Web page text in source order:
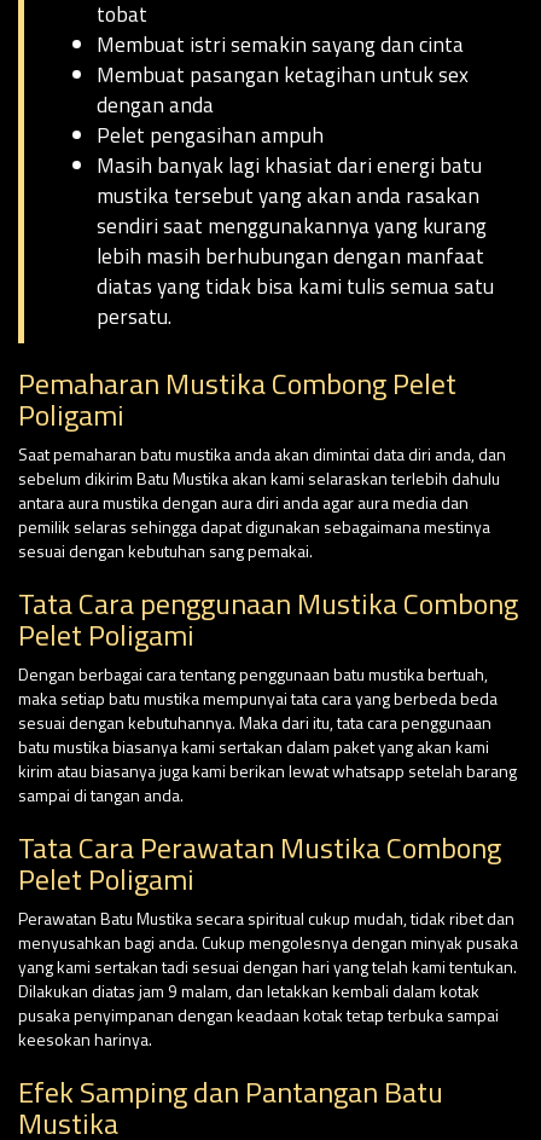
tobat
Membuat istri semakin sayang dan cinta
Membuat pasangan ketagihan untuk sex
dengan anda
Pelet pengasihan ampuh
Masih banyak lagi khasiat dari energi batu
mustika tersebut yang akan anda rasakan
sendiri saat menggunakannya yang kurang
lebih masih berhubungan dengan manfaat
diatas yang tidak bisa kami tulis semua satu
persatu.
Pemaharan Mustika Combong Pelet
Poligami
Saat pemaharan batu mustika anda akan dimintai data diri anda, dan
sebelum dikirim Batu Mustika akan kami selaraskan terlebih dahulu
antara aura mustika dengan aura diri anda agar aura media dan
pemilik selaras sehingga dapat digunakan sebagaimana mestinya
sesuai dengan kebutuhan sang pemakai.
Tata Cara penggunaan Mustika Combong
Pelet Poligami
Dengan berbagai cara tentang penggunaan batu mustika bertuah,
maka setiap batu mustika mempunyai tata cara yang berbeda beda
sesuai dengan kebutuhannya. Maka dari itu, tata cara penggunaan
batu mustika biasanya kami sertakan dalam paket yang akan kami
kirim atau biasanya juga kami berikan lewat whatsapp setelah barang
sampai di tangan anda.
Tata Cara Perawatan Mustika Combong
Pelet Poligami
Perawatan Batu Mustika secara spiritual cukup mudah, tidak ribet dan
menyusahkan bagi anda. Cukup mengolesnya dengan minyak pusaka
yang kami sertakan tadi sesuai dengan hari yang telah kami tentukan.
Dilakukan diatas jam 9 malam, dan letakkan kembali dalam kotak
pusaka penyimpanan dengan keadaan kotak tetap terbuka sampai
keesokan harinya.
Efek Samping dan Pantangan Batu
Mustika